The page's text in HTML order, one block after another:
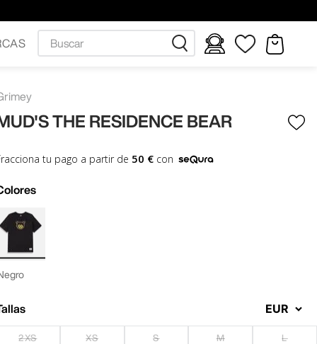
THE RESIDENCE BEAR
tu pago a partir de 50 €con
2XS XS S M L